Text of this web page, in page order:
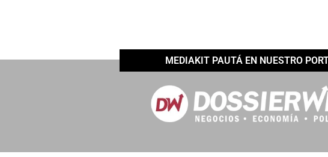
MEDIAKIT PAUTÁ EN NUESTRO